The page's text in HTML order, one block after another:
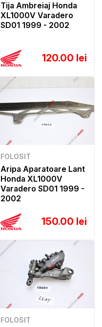
Tija Ambreiaj Honda
XL1000V Varadero
SD01 1999 - 2002
120.00 lei
FOLOSIT
Aripa Aparatoare Lant
Honda XL1000V
Varadero SD01 1999 -
2002
150.00 lei
FOLOSIT